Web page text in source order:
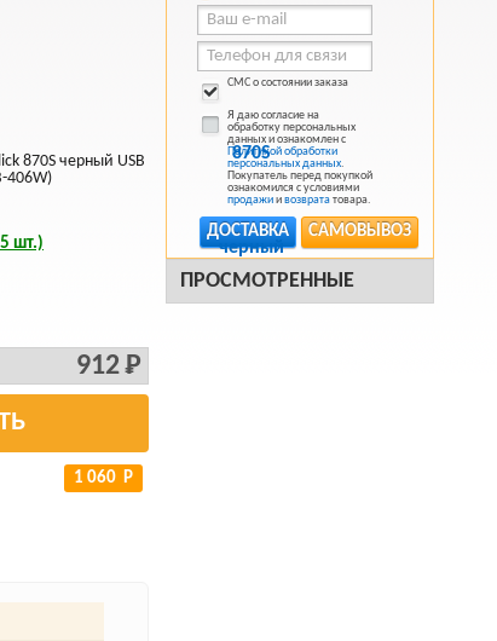
СМС о состоянии заказа
Я даю согласие на
обработку персональных
данных и ознакомлен с
Политикой обработки
персональных данных.
Покупатель перед покупкой
ознакомился с условиями
продажиивозврататовара.
САМОВЫВОЗ
ДОСТАВКА
ПРОСМОТРЕННЫЕ
870S черный USB
406W)
шт.)
912 Р
1 060 Р